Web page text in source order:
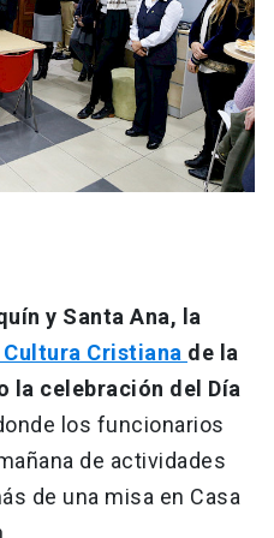
y Santa Ana, la
Cristiana de la
la celebración del Día
los funcionarios
de actividades
de una misa en Casa